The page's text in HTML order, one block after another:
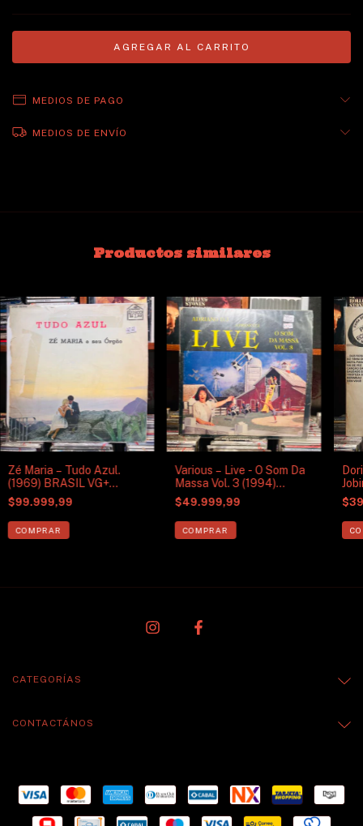
MEDIOS DE PAGO
MEDIOS DE ENVÍO
Productos similares
Zé Maria – Tudo Azul.
(1969) BRASIL VG+
CANTA JORGE BEN
$99.999,99
Various – Live - O Som Da
Massa Vol. 3 (1994)
BRAZIL VG+ FUNKY
CARIOCA
$49.999,99
CATEGORÍAS
CONTACTÁNOS